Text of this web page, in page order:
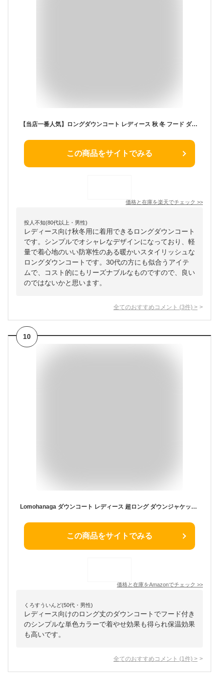
【当店一番人気】ロングダウンコート レディース 秋 冬 フード ダウンコート ロング きれいめ 軽量 コート 抜け感 おしゃれ 上品 美シルエット スタイリッシュ 保温性 防寒 30代 40代 50代 60代 ※ 薄手ではありません
この商品をサイトでみる
価格と在庫を楽天でチェック >>
投人不知(80代以上・男性)
レディース向け秋冬用に着用できるロングダウンコート
です。シンプルでオシャレなデザインになっており、軽
量で着心地のいい防寒性のある暖かいスタイリッシュな
ロングダウンコートです。30代の方にも似合うアイテ
ムで、コスト的にもリーズナブルなものですので、良い
のではないかと思います。
全てのおすすめコメント (3件) >
10
Lomohanaga ダウンコート レディース 超ロング ダウンジャケット Aライン 大人 大きいサイズ6L フード付き ダウン 防寒コート冬 ギフト 女性 プレゼント クリスマス ミセス 30代 40代 50代 ベンチレディース ロング着痩せ 暖かい (5XL, ブラック)
この商品をサイトでみる
価格と在庫をAmazonでチェック >>
くろすういんど(50代・男性)
レディース向けのロング丈のダウンコートでフード付き
のシンプルな単色カラーで着やせ効果も得られ保温効果
も高いです。
全てのおすすめコメント (1 件) >